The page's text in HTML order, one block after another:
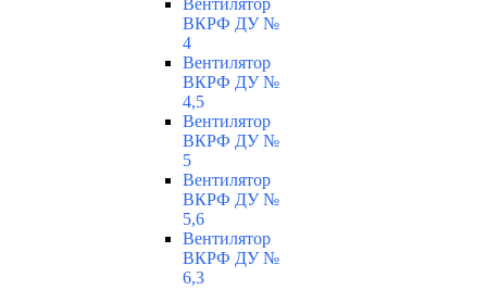
Вентилятор
ВКРФ ДУ №
4
Вентилятор
ВКРФ ДУ №
4,5
Вентилятор
ВКРФ ДУ №
5
Вентилятор
ВКРФ ДУ №
5,6
Вентилятор
ВКРФ ДУ №
6,3